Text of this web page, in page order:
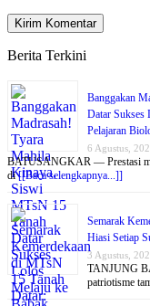
Berita Terkini
Banggakan
Datar Sukses
Pelajaran
6 Agustus,
BATUSANGKAR — Prestasi
di[[Baca selengkapnya...]]
Semarak
Hiasi Setiap
3 Agustus,
TANJUNG
patriotisme